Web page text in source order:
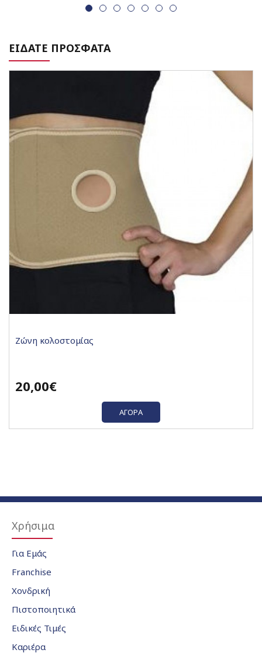
ΕΙΔΑΤΕ ΠΡΟΣΦΑΤΑ
Ζώνη κολοστομίας
20,00€
ΑΓΟΡΆ
Χρήσιμα
Για Εμάς
Franchise
Χονδρική
Πιστοποιητικά
Ειδικές Τιμές
Καριέρα